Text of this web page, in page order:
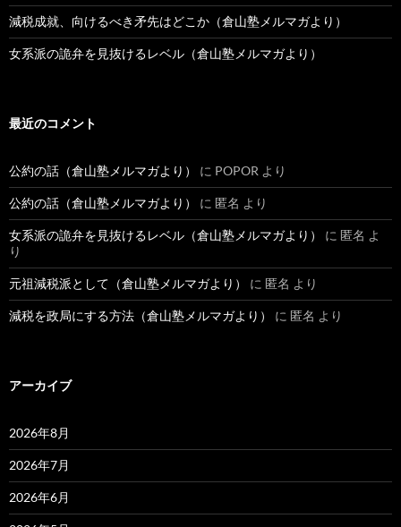
減税成就、向けるべき矛先はどこか（倉山塾メルマガより）
女系派の詭弁を見抜けるレベル（倉山塾メルマガより）
最近のコメント
公約の話（倉山塾メルマガより） に POPOR より
公約の話（倉山塾メルマガより） に 匿名 より
女系派の詭弁を見抜けるレベル（倉山塾メルマガより） に 匿名 よ
り
元祖減税派として（倉山塾メルマガより） に 匿名 より
減税を政局にする方法（倉山塾メルマガより） に 匿名 より
アーカイブ
2026年8月
2026年7月
2026年6月